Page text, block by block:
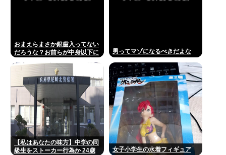
おまえらまさか銀歯入ってない
だろうな？お前らが中身以下に
見える銀歯
男ってマゾになるべきだよな
【私はあなたの味方】中学の同
級生をストーカー行為か 24歳
女子小学生の水着フィギュア